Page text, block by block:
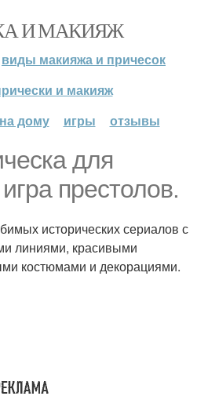
И МАКИЯЖ
виды макияжа и причесок
и макияж
дому
игры отзывы
для
престолов.
исторических сериалов с
линиями, красивыми
костюмами и декорациями.